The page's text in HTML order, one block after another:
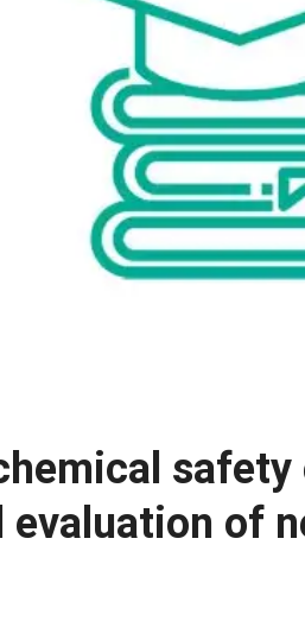
evaluation of